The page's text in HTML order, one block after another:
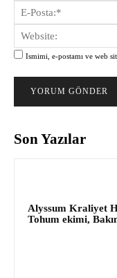
Ismimi, e-postamı ve web
Son Yazılar
Alyssum Kraliyet
Tohum ekimi,